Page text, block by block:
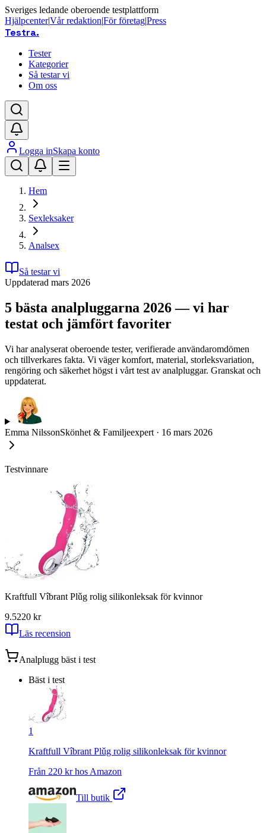
Sveriges ledande oberoende testplattform
Hjälpcenter|Vår redaktion|För företag|Press
Testra.
Tester
Kategorier
Så testar vi
Om oss
Logga inSkapa konto
Hem
Sexleksaker
Analsex
Så testar vi
Uppdaterad mars 2026
5 bästa analpluggarna 2026 — vi har
testat och jämfört favoriter
Vi har analyserat oberoende tester, verifierade användaromdömen
och tillverkares fakta. Vi väger komfort, material, storleksvariation,
rengöring och säkerhet högst i vårt test av analpluggar. Granskat och
uppdaterat.
Emma NilssonSkönhet & Familjeexpert · 16 mars 2026
Testvinnare
Kraftfull Vîbrant Plǔg rolig silikonleksak för kvinnor
9.5220 kr
Läs recension
Analplugg bäst i test
Bäst i test
1
Kraftfull Vîbrant Plǔg rolig silikonleksak för kvinnor
Från 220 kr hos Amazon
Till butik